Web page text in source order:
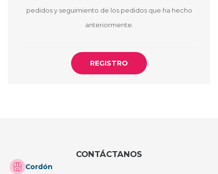
pedidos y seguimiento de los pedidos que ha hecho
anteriormente.
CONTÁCTANOS
Cordón